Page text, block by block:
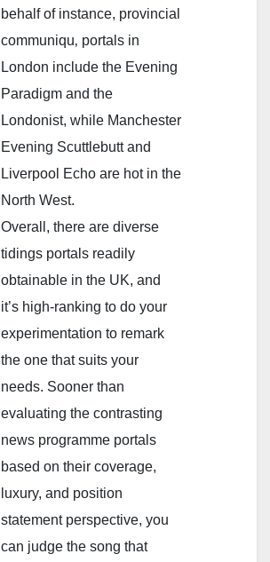
behalf of instance, provincial
communiqu‚ portals in
London include the Evening
Paradigm and the
Londonist, while Manchester
Evening Scuttlebutt and
Liverpool Echo are hot in the
North West.
Overall, there are diverse
tidings portals readily
obtainable in the UK, and
it’s high-ranking to do your
experimentation to remark
the one that suits your
needs. Sooner than
evaluating the contrasting
news programme portals
based on their coverage,
luxury, and position
statement perspective, you
can judge the song that